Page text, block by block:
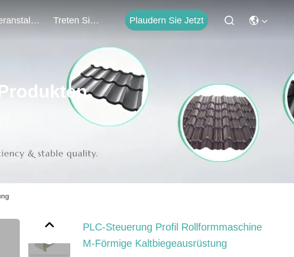
Veranstaltungen Treten Sie Mit Uns In Verbindung Plaudern Sie Jetzt
PLC-Steuerung Profil Rollformmaschine
M-Förmige Kaltbiegeausrüstung